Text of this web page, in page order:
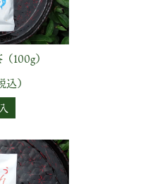
100g）
）